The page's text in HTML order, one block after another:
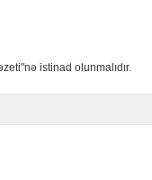
istinad olunmalıdır.